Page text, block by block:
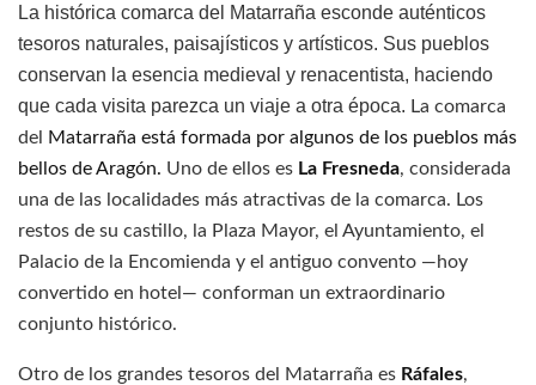
La histórica comarca del Matarraña esconde auténticos
tesoros naturales, paisajísticos y artísticos. Sus pueblos
conservan la esencia medieval y renacentista, haciendo
que cada visita parezca un viaje a otra época. La comarca
del
Matarraña está formada por algunos de los pueblos más
bellos de Aragón. Uno de ellos es La Fresneda, considerada
una de las localidades más atractivas de la comarca. Los
restos de su castillo, la Plaza Mayor, el Ayuntamiento, el
Palacio de la Encomienda y el antiguo convento —hoy
convertido en hotel— conforman un extraordinario
conjunto histórico.
Otro de los grandes tesoros del Matarraña es Ráfales,